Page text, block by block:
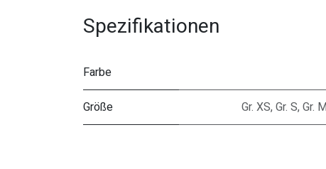
Spezifikationen
Farbe
Größe Gr. XS,Gr. S,Gr.